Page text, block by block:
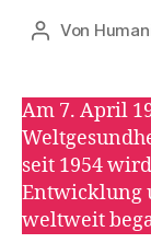
E
Beitragsautor
Von
Am 7. April
seit 1954
Entwicklung
weltweit